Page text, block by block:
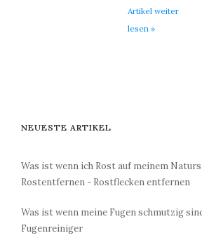
Artikel weiter
lesen »
NEUESTE ARTIKEL
Was ist wenn ich Rost auf meinem
Rostentfernen - Rostflecken entfernen
Was ist wenn meine Fugen schmutzig
Fugenreiniger